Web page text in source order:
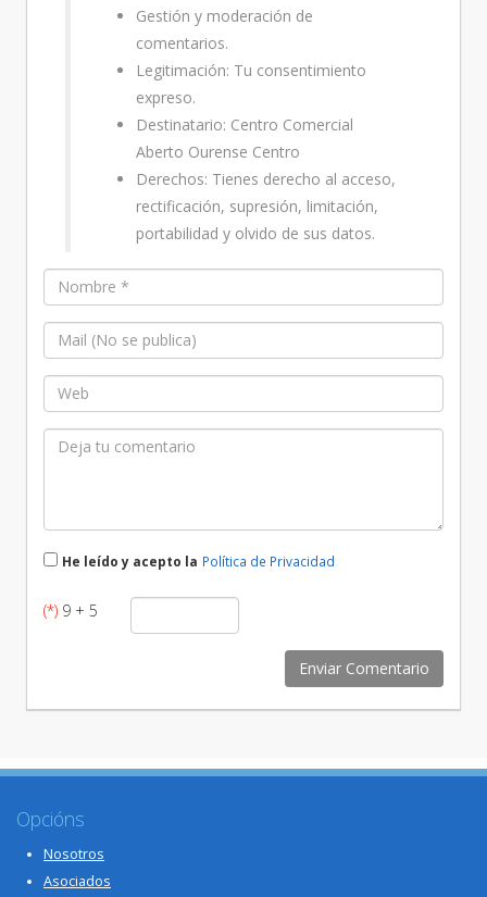
Gestión y moderación de
comentarios.
Legitimación: Tu consentimiento
expreso.
Destinatario: Centro Comercial
Aberto Ourense Centro
Derechos: Tienes derecho al acceso,
rectificación, supresión, limitación,
portabilidad y olvido de sus datos.
He leído y acepto la Política de Privacidad
(*) 9 + 5
Opcións
Nosotros
Asociados